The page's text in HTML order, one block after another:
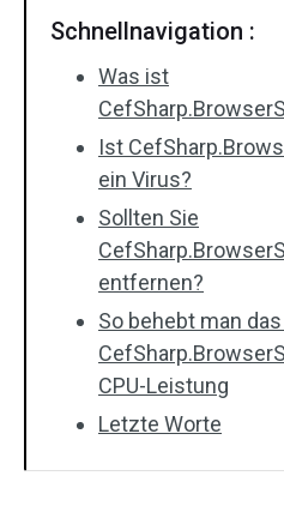
Schnellnavigation :
Was ist
Ist
ein Virus?
Sollten Sie
entfernen?
So behebt man
CPU-Leistung
Letzte Worte